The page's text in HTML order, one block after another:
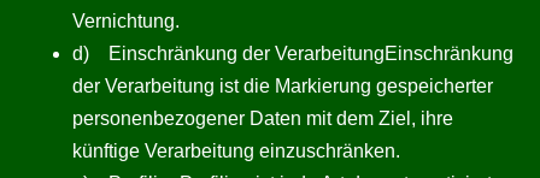
Vernichtung.
d) Einschränkung der VerarbeitungEinschränkung
der Verarbeitung ist die Markierung gespeicherter
personenbezogener Daten mit dem Ziel, ihre
künftige Verarbeitung einzuschränken.